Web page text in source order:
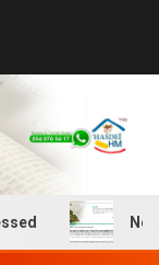
Nefesh